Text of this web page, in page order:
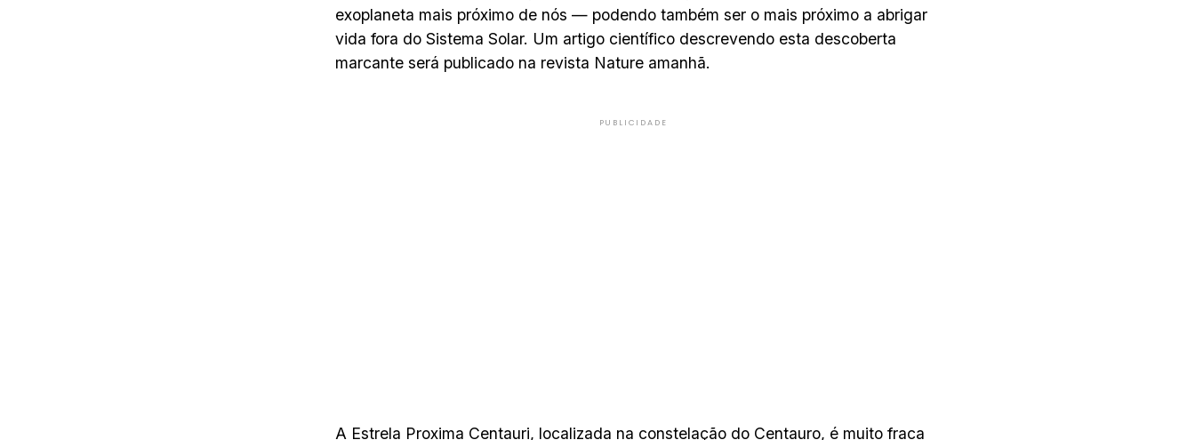
exoplaneta mais próximo de nós — podendo também ser o mais próximo a abrigar
vida fora do Sistema Solar. Um artigo científico descrevendo esta descoberta
marcante será publicado na revista Nature amanhã.
PUBLICIDADE
A Estrela Proxima Centauri, localizada na constelação do Centauro, é muito fraca